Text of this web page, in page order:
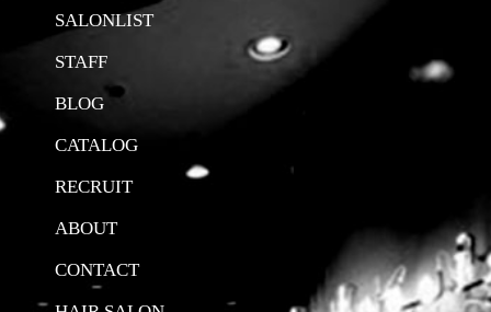
SALONLIST
STAFF
BLOG
CATALOG
RECRUIT
ABOUT
CONTACT